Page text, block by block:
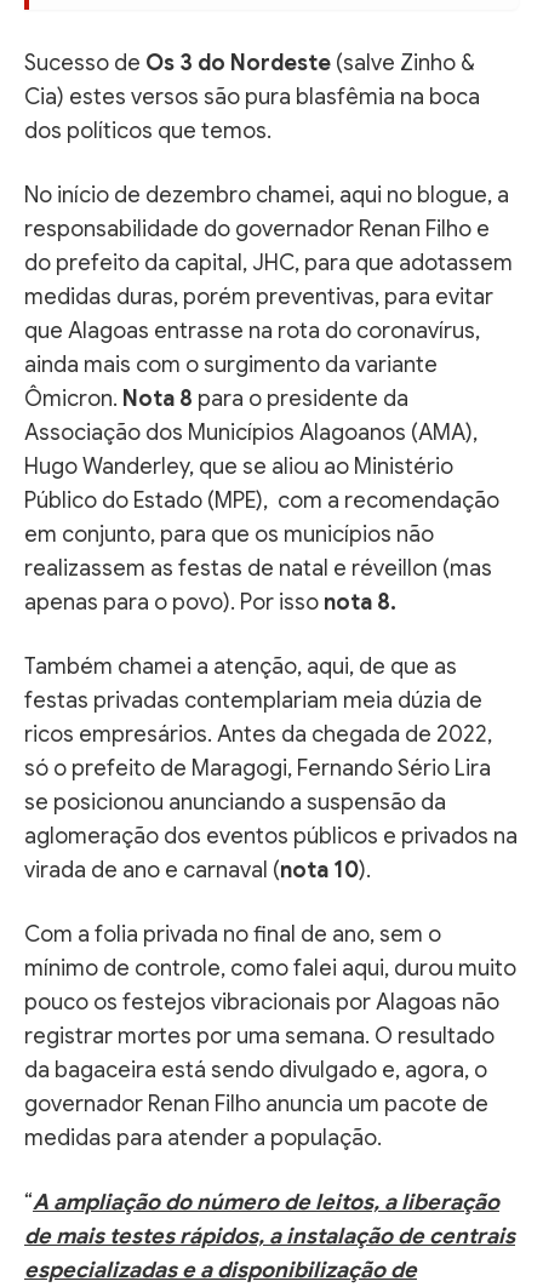
Sucesso de Os 3 do Nordeste (salve Zinho &
Cia) estes versos são pura blasfêmia na boca
dos políticos que temos.
No início de dezembro chamei, aqui no blogue, a
responsabilidade do governador Renan Filho e
do prefeito da capital, JHC, para que adotassem
medidas duras, porém preventivas, para evitar
que Alagoas entrasse na rota do coronavírus,
ainda mais com o surgimento da variante
Ômicron. Nota 8 para o presidente da
Associação dos Municípios Alagoanos (AMA),
Hugo Wanderley, que se aliou ao Ministério
Público do Estado (MPE), com a recomendação
em conjunto, para que os municípios não
realizassem as festas de natal e réveillon (mas
apenas para o povo). Por isso nota 8.
Também chamei a atenção, aqui, de que as
festas privadas contemplariam meia dúzia de
ricos empresários. Antes da chegada de 2022,
só o prefeito de Maragogi, Fernando Sério Lira
se posicionou anunciando a suspensão da
aglomeração dos eventos públicos e privados na
virada de ano e carnaval (nota 10).
Com a folia privada no final de ano, sem o
mínimo de controle, como falei aqui, durou muito
pouco os festejos vibracionais por Alagoas não
registrar mortes por uma semana. O resultado
da bagaceira está sendo divulgado e, agora, o
governador Renan Filho anuncia um pacote de
medidas para atender a população.
“A ampliação do número de leitos, a liberação
de mais testes rápidos, a instalação de centrais
especializadas e a disponibilização de